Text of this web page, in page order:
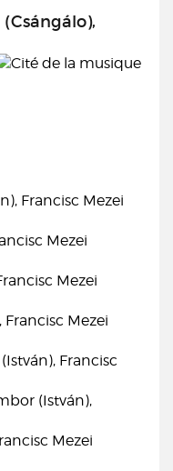
Francisc Mezei
Mezei
Mezei
Mezei
Francisc
(István),
Mezei